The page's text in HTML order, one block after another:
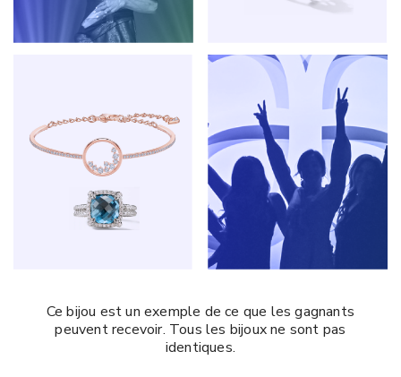
Ce bijou est un exemple de ce que les gagnants
peuvent recevoir. Tous les bijoux ne sont pas
identiques.